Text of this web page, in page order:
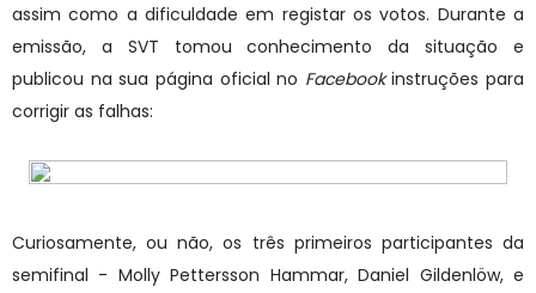
assim como a dificuldade em registar os votos. Durante a
emissão, a SVT tomou conhecimento da situação e
publicou na sua página oficial no Facebookinstruções para
corrigir as falhas:
Curiosamente, ou não, os três primeiros participantes da
semifinal - Molly Pettersson Hammar, Daniel Gildenlöw, e